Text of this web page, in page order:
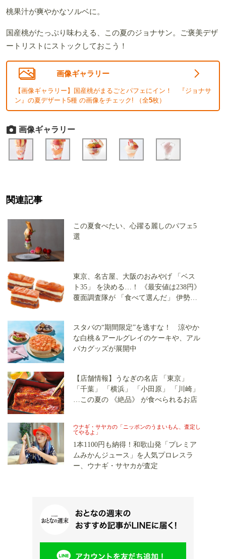
桃果汁が爽やかなソルベに。
国産桃がたっぷり味わえる、この夏のジョナサン。ご褒美デザ
ートリストにストックしておこう！
画像ギャラリー
【画像ギャラリー】国産桃がまるごとパフェにイン！ 『ジョナサ
ン』の夏デザート5種 の画像をチェック! （全5枚）
画像ギャラリー
関連記事
この夏食べたい、心躍る麗しのパフェ5
選
東京、名古屋、大阪のおみやげ 「ベス
ト35」 を決める…！ 《最安値は238円》
覆面調査隊が 「食べて選んだ」 伊勢
スタバの“期間限定”を逃すな！ 涼やか
な白桃＆アールグレイのケーキや、アル
パカグッズが展開中
【店舗情報】うなぎの名店 「東京」
「千葉」 「横浜」 「小田原」 「川崎」
…この夏の 《絶品》 が食べられるお店
ウナギ・サヤカの「ニッポンのうまいもん、査定し
てやるよ」
1本1100円も納得！和歌山発「プレミア
ムみかんジュース」を人気プロレスラ
ー、ウナギ・サヤカが査定